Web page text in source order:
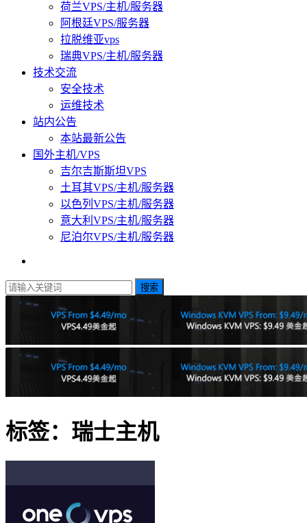
荷兰VPS/主机/服务器
阿根廷VPS/服务器
拉脱维亚vps
瑞典VPS/主机/服务器
技术交流
安全技术
运维技术
站内公告
本站最新公告
国外主机/VPS
吉尔吉斯斯坦VPS
土耳其VPS/主机/服务器
以色列VPS/主机/服务器
意大利VPS/主机/服务器
尼泊尔VPS/主机/服务器
搜索
标签：瑞士主机